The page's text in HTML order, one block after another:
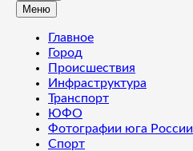
Меню
Главное
Город
Происшествия
Инфраструктура
Транспорт
ЮФО
Фотографии юга России
Спорт